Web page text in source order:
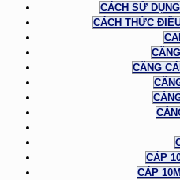
CÁCH SỬ
CÁCH THỨC
CĂNG
CÁP
CÁP